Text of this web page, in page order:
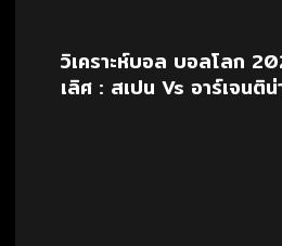
วิเคราะห์บอล บอลโลก
เลิศ : สเปน Vs อาร์เจนติน่